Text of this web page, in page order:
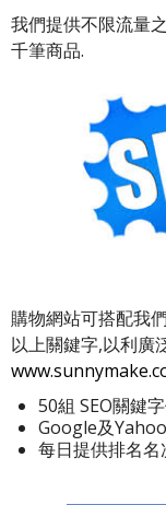
我們提供不限流量
千筆商品.
購物網站可搭配我
以上關鍵字,以利廣
50組 SEO關鍵
Google及
每日提供排名名